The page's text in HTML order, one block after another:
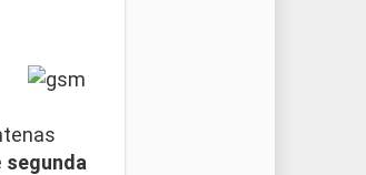
segunda